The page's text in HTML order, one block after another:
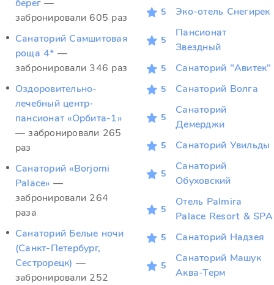
берег —
забронировали 605 раз
Санаторий Самшитовая
роща 4* —
забронировали 346 раз
Оздоровительно-
лечебный центр-
пансионат «Орбита-1»
— забронировали 265
раз
Санаторий «Borjomi
Palace» —
забронировали 264
раза
Санаторий Белые ночи
(Санкт-Петербург,
Сестрорецк) —
забронировали 252
5 Эко-отель Снегирек
5
Пансионат
Звездный
5 Санаторий "Авитек"
5 Санаторий Волга
5
Санаторий
Демерджи
5 Санаторий Увильды
5
Санаторий
Обуховский
5
Отель Palmira
Palace Resort & SPA
5 Санаторий Надзея
5
Санаторий Машук
Аква-Терм